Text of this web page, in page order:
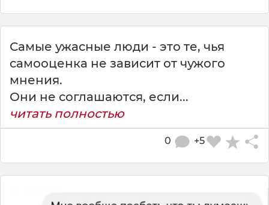
Самые ужасные люди - это те, чья
самооценка не зависит от чужого
мнения.
Они не соглашаются, если...
читать полностью
+5
0